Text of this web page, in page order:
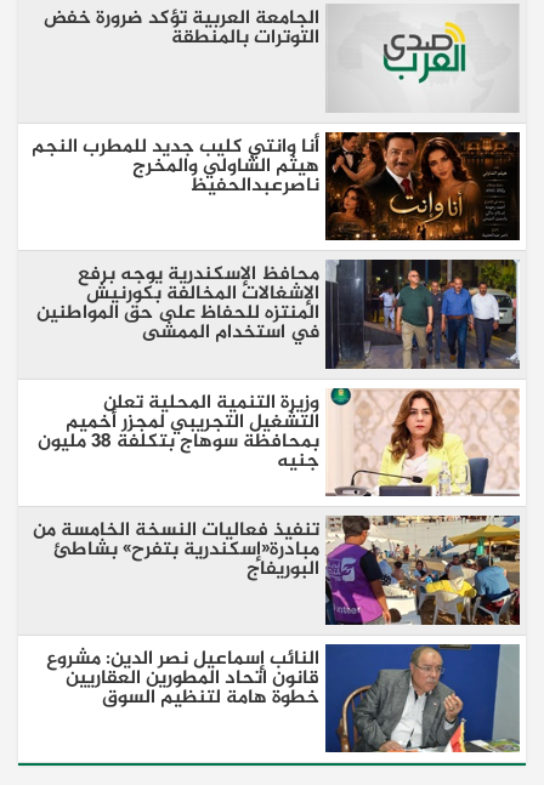
الجامعة العربية تؤكد ضرورة خفض
التوترات بالمنطقة ‏
أنا وانتي كليب جديد للمطرب النجم
هيثم الشاولي والمخرج
ناصرعبدالحفيظ
محافظ الإسكندرية يوجه برفع
الإشغالات المخالفة بكورنيش
المنتزه للحفاظ على حق المواطنين
في استخدام الممشى
وزيرة التنمية المحلية تعلن
التشغيل التجريبي لمجزر أخميم
بمحافظة سوهاج بتكلفة 38 مليون
جنيه
تنفيذ فعاليات النسخة الخامسة من
مبادرة«إسكندرية بتفرح» بشاطئ
البوريفاج
النائب إسماعيل نصر الدين: مشروع
قانون اتحاد المطورين العقاريين
خطوة هامة لتنظيم السوق